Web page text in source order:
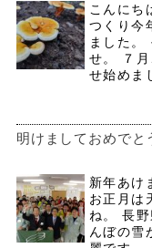
こんにち
つくり今
ました。
せ。 ７
せ始めま
明けましておめでと
新年あけ
お正月は
ね。 長
んぼの雪